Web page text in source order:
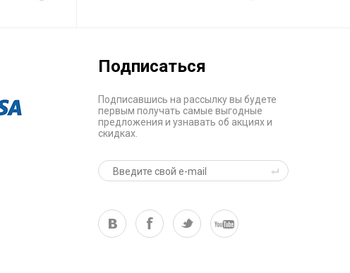
Подписаться
Подписавшись на рассылку вы будете
первым получать самые выгодные
предложения и узнавать об акциях и
скидках.